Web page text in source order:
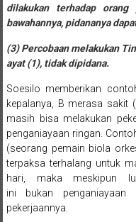
Temanggung,
Sragen,
Karanganyar,
Malang,
Kediri,
Madiun,
Ponorogo,
Cilacap,
dilakukan terhadap orang
bawahannya, pidananya
(3) Percobaan melakukan
ayat (1), tidak dipidana.
Soesilo memberikan
kepalanya, B merasa sakit
masih bisa melakukan
penganiayaan ringan.
(seorang pemain biola
terpaksa terhalang untuk
hari, maka meskipun
ini bukan
pekerjaannya.